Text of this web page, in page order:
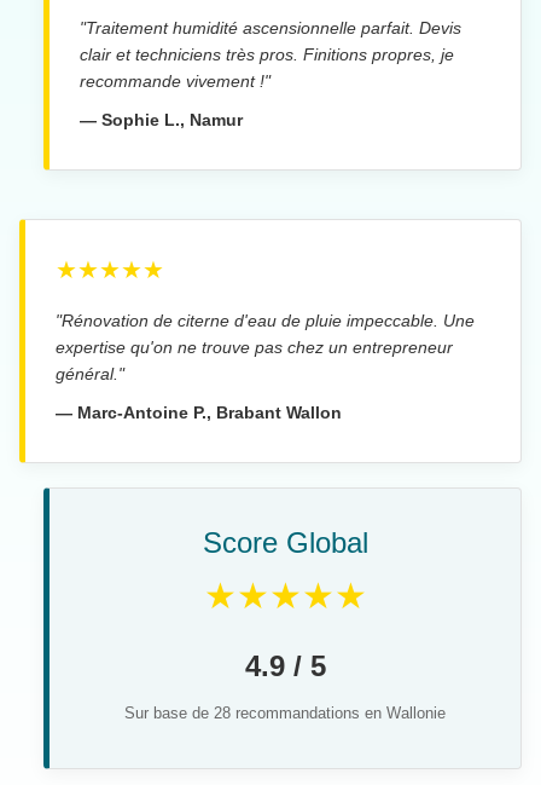
"Traitement humidité ascensionnelle parfait. Devis
clair et techniciens très pros. Finitions propres, je
recommande vivement !"
— Sophie L., Namur
★★★★★
"Rénovation de citerne d'eau de pluie impeccable. Une
expertise qu'on ne trouve pas chez un entrepreneur
général."
— Marc-Antoine P., Brabant Wallon
Score Global
★★★★★
4.9 / 5
Sur base de 28 recommandations en Wallonie